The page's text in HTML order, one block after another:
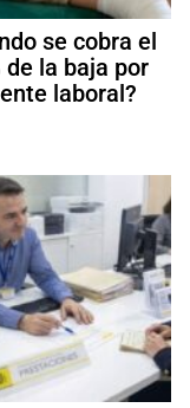
se cobra el
de la baja por
laboral?